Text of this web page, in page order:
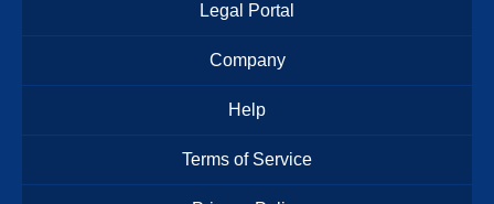
Legal Portal
Company
Help
Terms of Service